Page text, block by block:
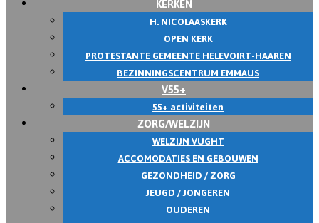
H. NICOLAASKERK
OPEN KERK
PROTESTANTE GEMEENTE HELEVOIRT-HAAREN
BEZINNINGSCENTRUM EMMAUS
V55+
55+ activiteiten
ZORG/WELZIJN
WELZIJN VUGHT
ACCOMODATIES EN GEBOUWEN
GEZONDHEID / ZORG
JEUGD / JONGEREN
OUDEREN